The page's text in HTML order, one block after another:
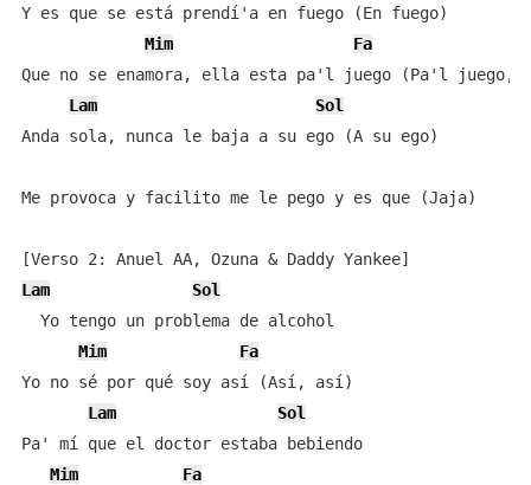
Y es que se está prendí'a en fuego (En fuego)
Mim
Fa
Que no se enamora, ella esta pa'l juego (Pa'l juego,
Lam
Sol
Anda sola, nunca le baja a su ego (A su ego)
Me provoca y facilito me le pego y es que (Jaja)
Lam
Sol
  Yo tengo un problema de alcohol
Mim
Fa
Yo no sé por qué soy así (Así, así)
Lam
Sol
Pa' mí que el doctor estaba bebiendo
Mim
Fa